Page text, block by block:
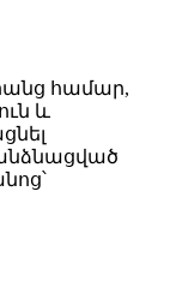
համար,
և